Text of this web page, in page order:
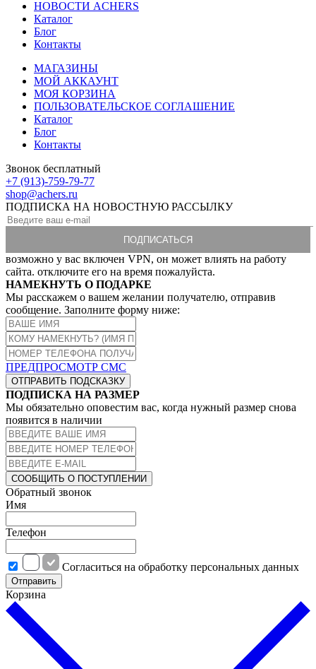
НОВОСТИ ACHERS
Каталог
Блог
Контакты
МАГАЗИНЫ
МОЙ АККАУНТ
МОЯ КОРЗИНА
ПОЛЬЗОВАТЕЛЬСКОЕ СОГЛАШЕНИЕ
Каталог
Блог
Контакты
Звонок бесплатный
+7 (913)-759-79-77
shop@achers.ru
ПОДПИСКА НА НОВОСТНУЮ РАССЫЛКУ
возможно у вас включен VPN, он может влиять на работу
сайта. отключите его на время пожалуйста.
НАМЕКНУТЬ О ПОДАРКЕ
Мы расскажем о вашем желании получателю, отправив
сообщение. Заполните форму ниже:
ПРЕДПРОСМОТР СМС
ОТПРАВИТЬ ПОДСКАЗКУ
ПОДПИСКА НА РАЗМЕР
Мы обязательно оповестим вас, когда нужный размер снова
появится в наличии
СООБЩИТЬ О ПОСТУПЛЕНИИ
Обратный звонок
Имя
Телефон
Cогласиться на обработку персональных данных
Отправить
Корзина